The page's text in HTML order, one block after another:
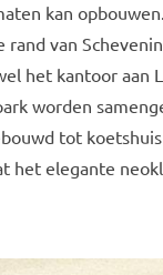
kan
rand van
het kantoor aan
worden
tot
het elegante